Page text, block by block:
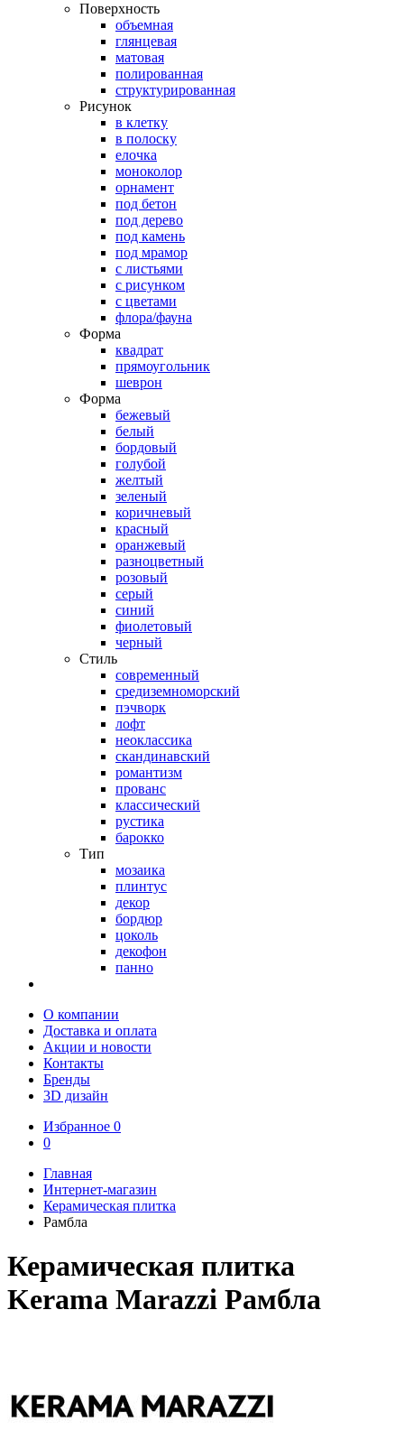
Поверхность
объемная
глянцевая
матовая
полированная
структурированная
Рисунок
в клетку
в полоску
елочка
моноколор
орнамент
под бетон
под дерево
под камень
под мрамор
с листьями
с рисунком
с цветами
флора/фауна
Форма
квадрат
прямоугольник
шеврон
Форма
бежевый
белый
бордовый
голубой
желтый
зеленый
коричневый
красный
оранжевый
разноцветный
розовый
серый
синий
фиолетовый
черный
Стиль
современный
средиземноморский
пэчворк
лофт
неоклассика
скандинавский
романтизм
прованс
классический
рустика
барокко
Тип
мозаика
плинтус
декор
бордюр
цоколь
декофон
панно
О компании
Доставка и оплата
Акции и новости
Контакты
Бренды
3D дизайн
Избранное 0
0
Главная
Интернет-магазин
Керамическая плитка
Рамбла
Керамическая плитка
Kerama Marazzi Рамбла